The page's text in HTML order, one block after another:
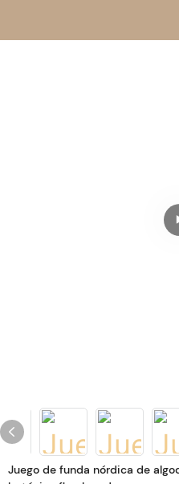
Juego de funda nórdica de